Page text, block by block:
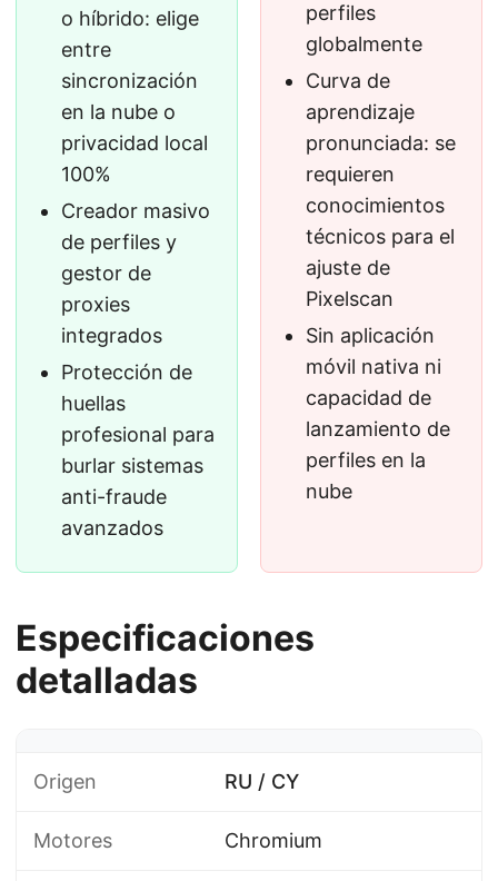
o híbrido: elige
entre
sincronización
en la nube o
privacidad local
100%
Creador masivo
de perfiles y
gestor de
proxies
integrados
Protección de
huellas
profesional para
burlar sistemas
anti-fraude
avanzados
perfiles
globalmente
Curva de
aprendizaje
pronunciada: se
requieren
conocimientos
técnicos para el
ajuste de
Pixelscan
Sin aplicación
móvil nativa ni
capacidad de
lanzamiento de
perfiles en la
nube
Especificaciones
detalladas
Origen RU / CY
Motores Chromium